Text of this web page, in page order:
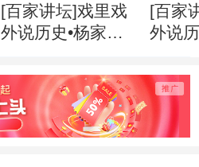
[百家讲坛]戏里戏
外说历史•杨家将
[百家
外说